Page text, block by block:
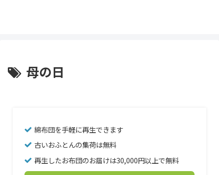
母の日
綿布団を手軽に再生できます
古いおふとんの集荷は無料
再生したお布団のお届けは30,000円以上で無料